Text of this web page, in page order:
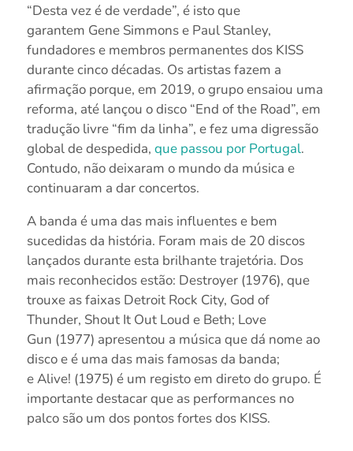
“Desta vez é de verdade”, é isto que
garantem Gene Simmons e Paul Stanley,
fundadores e membros permanentes dos KISS
durante cinco décadas. Os artistas fazem a
afirmação porque, em 2019, o grupo ensaiou uma
reforma, até lançou o disco “End of the Road”, em
tradução livre “fim da linha”, e fez uma digressão
global de despedida, que passou por Portugal.
Contudo, não deixaram o mundo da música e
continuaram a dar concertos.
A banda é uma das mais influentes e bem
sucedidas da história. Foram mais de 20 discos
lançados durante esta brilhante trajetória. Dos
mais reconhecidos estão: Destroyer (1976), que
trouxe as faixas Detroit Rock City, God of
Thunder, Shout It Out Loud e Beth; Love
Gun (1977) apresentou a música que dá nome ao
disco e é uma das mais famosas da banda;
e Alive! (1975) é um registo em direto do grupo. É
importante destacar que as performances no
palco são um dos pontos fortes dos KISS.